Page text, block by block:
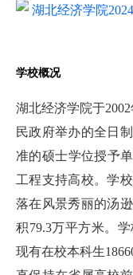
学校概况
湖北经济学院于
民政府举办的全日
准的硕士学位授予
工程支持高校。学
落在风景秀丽的汤
积79.3万平方米。
现有在校本科生